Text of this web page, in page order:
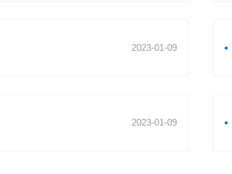
2023-01-09
2023-01-09